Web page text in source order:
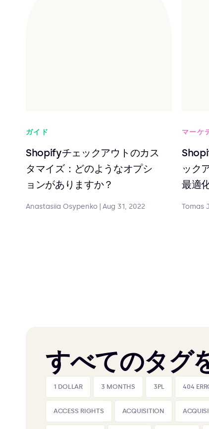
ガイド
Shopifyチェックアウトのカス
タマイズ：どのようなオプシ
ョンがありますか？
Anastasiia Osypenko Aug 31, 2022
マーケ
ック
最適
Tomas
すべてのタグ
1 DOLLAR 3 MONTHS 3PL 404
ACCESS RIGHTS ACQUISITION